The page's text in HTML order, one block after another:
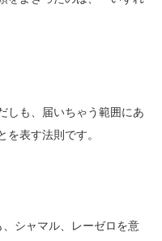
しも、届いちゃう範囲にあ
表す法則です。
シャマル、レーゼロを意